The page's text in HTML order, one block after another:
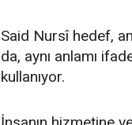
Said Nursî hedef,
da, aynı anlamı
kullanıyor.